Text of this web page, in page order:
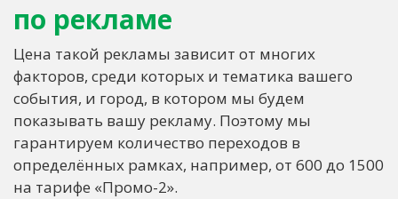
по рекламе
Цена такой рекламы зависит от многих
факторов, среди которых и тематика вашего
события, и город, в котором мы будем
показывать вашу рекламу. Поэтому мы
гарантируем количество переходов в
определённых рамках, например, от 600 до 1500
на тарифе «Промо-2».